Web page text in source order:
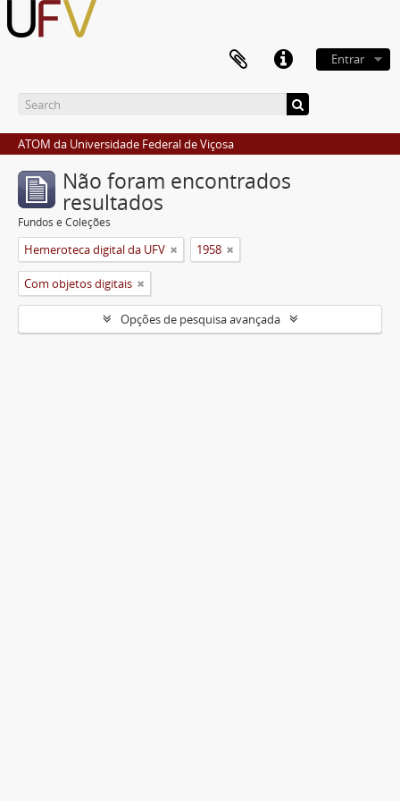
Entrar
ATOM da Universidade Federal de Viçosa
Não foram encontrados
resultados
Fundos e Coleções
Hemeroteca digital da UFV 1958
Com objetos digitais
Opções de pesquisa avançada